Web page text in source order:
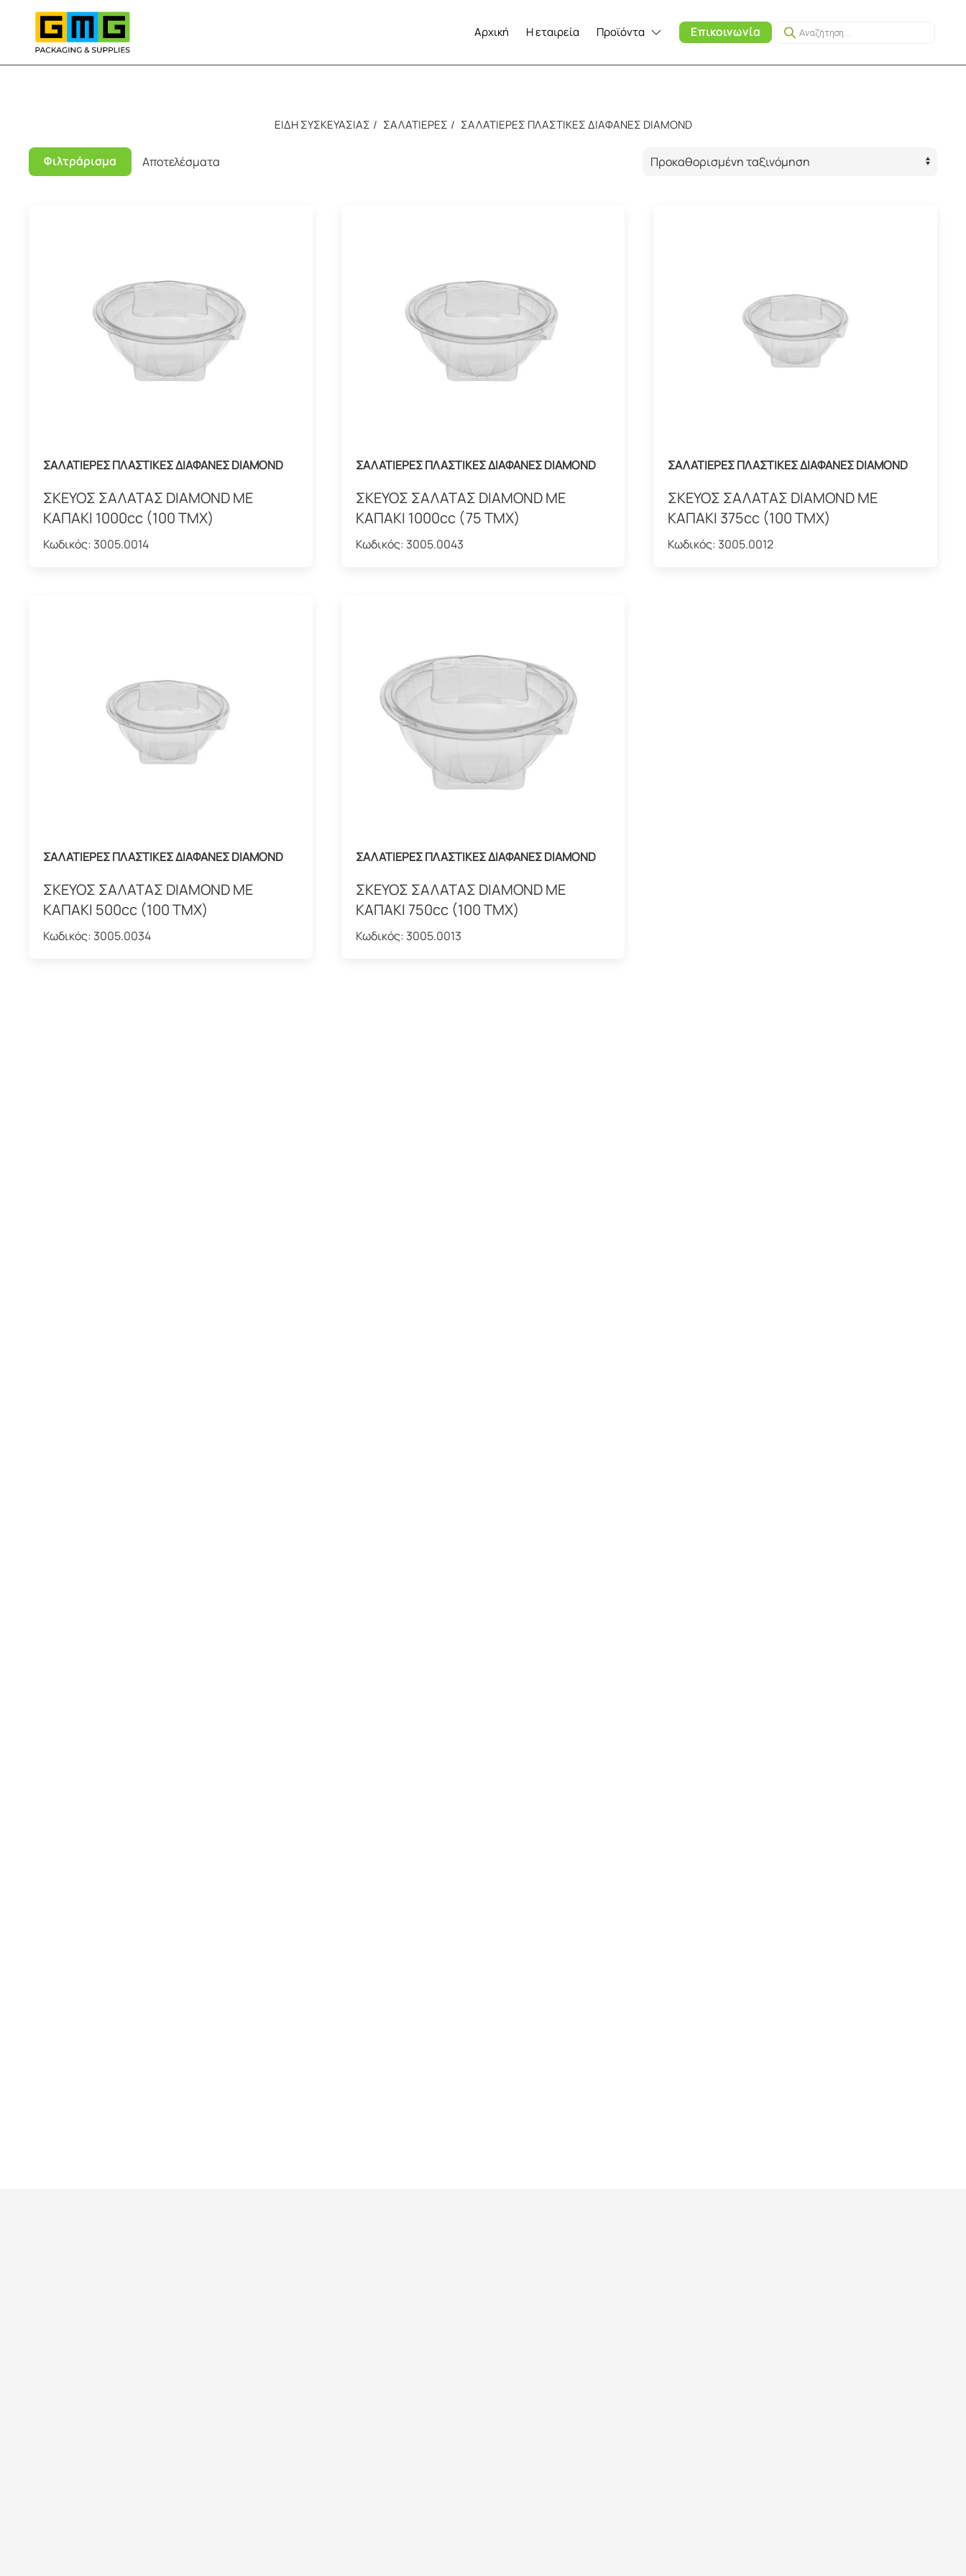
Skip to main content
Αρχική Η εταιρεία Προϊόντα Επικοινωνία Products
search
ΕΙΔΗ ΣΥΣΚΕΥΑΣΙΑΣ ΣΑΛΑΤΙΕΡΕΣ ΣΑΛΑΤΙΕΡΕΣ ΠΛΑΣΤΙΚΕΣ ΔΙΑΦΑΝΕΣ DIAMOND
Φιλτράρισμα Αποτελέσματα
ΣΑΛΑΤΙΕΡΕΣ ΠΛΑΣΤΙΚΕΣ ΔΙΑΦΑΝΕΣ DIAMOND
ΣΚΕΥΟΣ ΣΑΛΑΤΑΣ DIAMOND ΜΕ
ΚΑΠΑΚΙ 1000cc (100 ΤΜΧ)
Κωδικός: 3005.0014
ΣΑΛΑΤΙΕΡΕΣ ΠΛΑΣΤΙΚΕΣ ΔΙΑΦΑΝΕΣ DIAMOND
ΣΚΕΥΟΣ ΣΑΛΑΤΑΣ DIAMOND ΜΕ
ΚΑΠΑΚΙ 1000cc (75 ΤΜΧ)
Κωδικός: 3005.0043
ΣΑΛΑΤΙΕΡΕΣ ΠΛΑΣΤΙΚΕΣ ΔΙΑΦΑΝΕΣ DIAMOND
ΣΚΕΥΟΣ ΣΑΛΑΤΑΣ DIAMOND ΜΕ
ΚΑΠΑΚΙ 375cc (100 ΤΜΧ)
Κωδικός: 3005.0012
ΣΑΛΑΤΙΕΡΕΣ ΠΛΑΣΤΙΚΕΣ ΔΙΑΦΑΝΕΣ DIAMOND
ΣΚΕΥΟΣ ΣΑΛΑΤΑΣ DIAMOND ΜΕ
ΚΑΠΑΚΙ 500cc (100 ΤΜΧ)
Κωδικός: 3005.0034
ΣΑΛΑΤΙΕΡΕΣ ΠΛΑΣΤΙΚΕΣ ΔΙΑΦΑΝΕΣ DIAMOND
ΣΚΕΥΟΣ ΣΑΛΑΤΑΣ DIAMOND ΜΕ
ΚΑΠΑΚΙ 750cc (100 ΤΜΧ)
Κωδικός: 3005.0013